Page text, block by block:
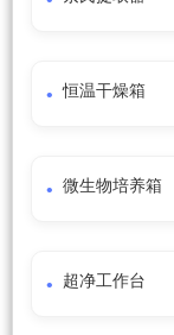
恒温干燥箱
微生物培养箱
超净工作台